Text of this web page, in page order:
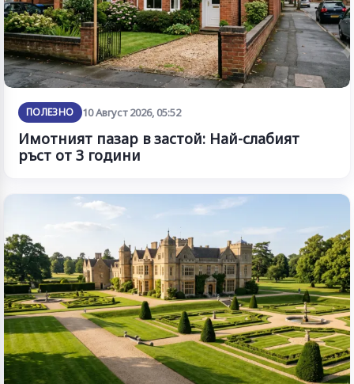
ПОЛЕЗНО 10 Август 2026, 05:52
Имотният пазар в застой: Най-слабият
ръст от 3 години